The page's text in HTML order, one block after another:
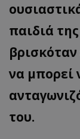
παιδιά
να μπορεί
του.